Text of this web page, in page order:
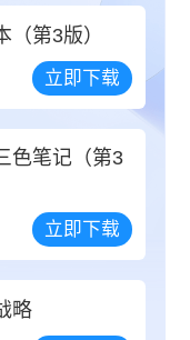
第3版）
立即下载
色笔记（第3
立即下载
略